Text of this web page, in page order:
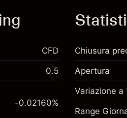
per il
CFD
0.5
-0.02160%
Chiusura
Apertura
Variazione a
Range